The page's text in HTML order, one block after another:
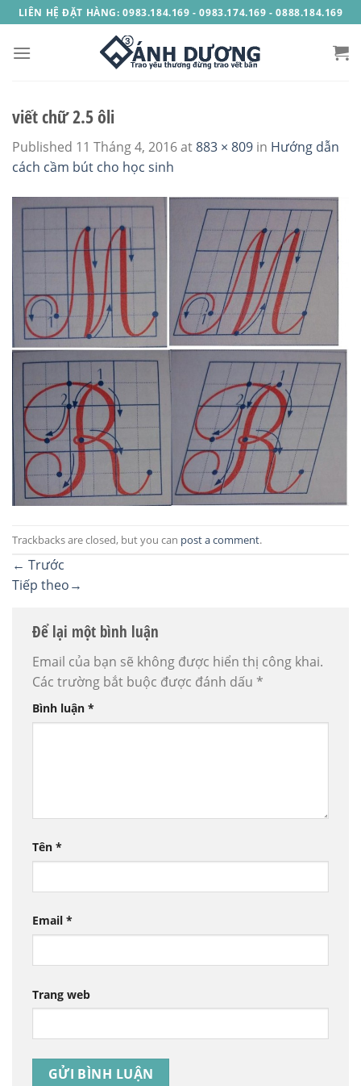
Skip
to
content
LIÊN HỆ ĐẶT HÀNG: 0983.184.169 - 0983.174.169 - 0888.184.169
viết chữ 2.5 ôli
Published 11 Tháng 4, 2016at883 × 809 in Hướng dẫn
cách cầm bút cho học sinh
Trackbacks are closed, but you can post a comment.
← Trước
Tiếp theo→
Để lại một bình luận
Email của bạn sẽ không được hiển thị công khai.
Các trường bắt buộc được đánh dấu *
Bình luận *
Tên *
Email *
Trang web